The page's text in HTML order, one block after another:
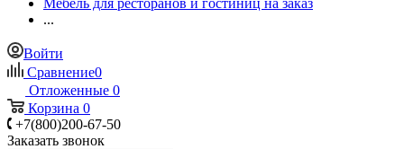
Мебель для ресторанов и гостиниц на заказ
...
Войти
Сравнение0
Отложенные 0
Корзина 0
+7(800)200-67-50
Заказать звонок